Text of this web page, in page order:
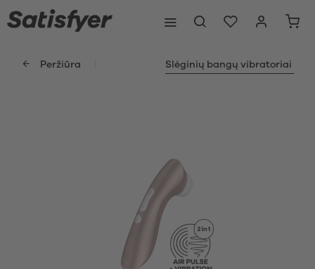
Peržiūra Slėginių bangų vibratoriai